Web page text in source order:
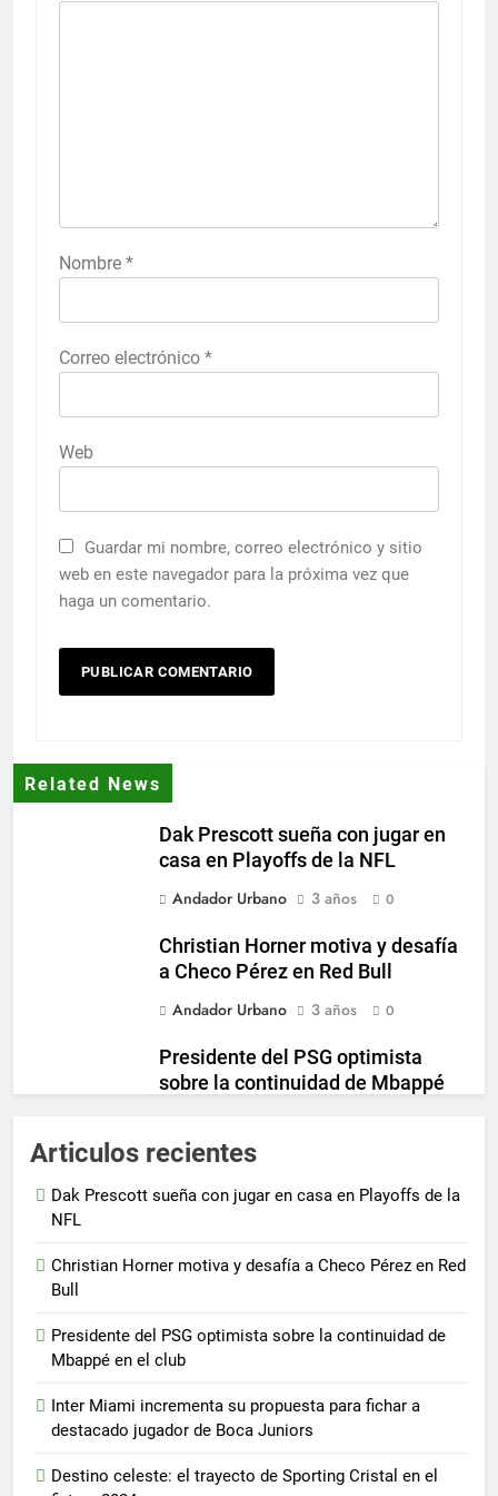
Nombre *
Correo electrónico *
Web
Guardar mi nombre, correo electrónico y sitio
web en este navegador para la próxima vez que
haga un comentario.
Related News
Dak Prescott sueña con jugar en
casa en Playoffs de la NFL
Andador Urbano
3 años 0
Christian Horner motiva y desafía
a Checo Pérez en Red Bull
Andador Urbano
3 años 0
Presidente del PSG optimista
sobre la continuidad de Mbappé
Andador Urbano
Inter Miami incrementa su
Articulos recientes
Dak Prescott sueña con jugar en casa en Playoffs de la
NFL
Christian Horner motiva y desafía a Checo Pérez en Red
Bull
Presidente del PSG optimista sobre la continuidad de
Mbappé en el club
Inter Miami incrementa su propuesta para fichar a
destacado jugador de Boca Juniors
Destino celeste: el trayecto de Sporting Cristal en el